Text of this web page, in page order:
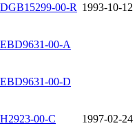
DGB15299-00-R 1993-10-12
EBD9631-00-A
EBD9631-00-D
H2923-00-C 1997-02-24